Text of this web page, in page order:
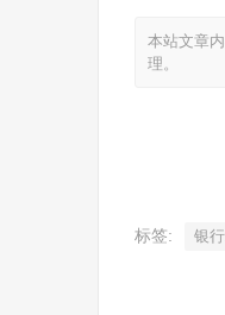
本站文章
理。
标签: 银